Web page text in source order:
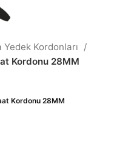
Yedek Kordonları
Kordonu 28MM
Kordonu 28MM